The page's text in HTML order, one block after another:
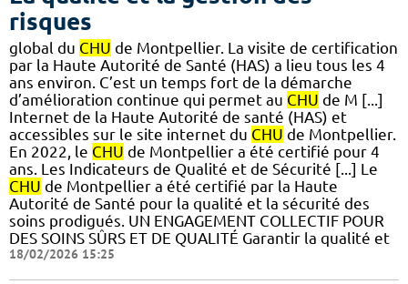
risques
global du CHU de Montpellier. La visite de certification
par la Haute Autorité de Santé (HAS) a lieu tous les 4
ans environ. C’est un temps fort de la démarche
d’amélioration continue qui permet au CHU de M [...]
Internet de la Haute Autorité de santé (HAS) et
accessibles sur le site internet du CHU de Montpellier.
En 2022, le CHU de Montpellier a été certifié pour 4
ans. Les Indicateurs de Qualité et de Sécurité [...] Le
CHU de Montpellier a été certifié par la Haute
Autorité de Santé pour la qualité et la sécurité des
soins prodigués. UN ENGAGEMENT COLLECTIF POUR
DES SOINS SÛRS ET DE QUALITÉ Garantir la qualité et
18/02/2026 15:25